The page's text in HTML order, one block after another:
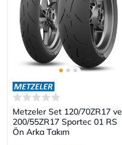
Metzeler Set 120/70ZR17 ve
200/55ZR17 Sportec 01 RS
Ön Arka Takım